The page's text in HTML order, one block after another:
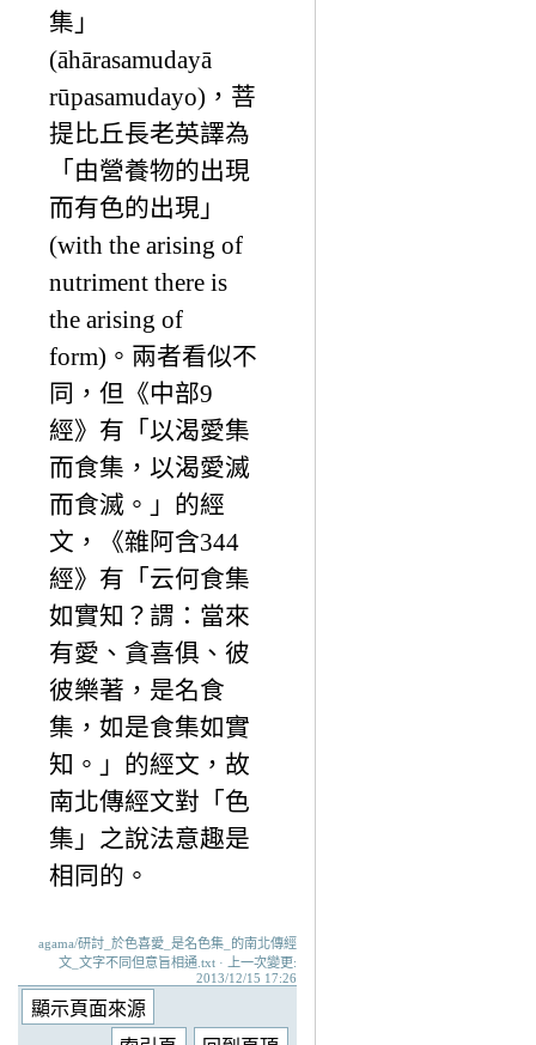
集」
(āhārasamudayā
rūpasamudayo)，菩
提比丘長老英譯為
「由營養物的出現
而有色的出現」
(with the arising of
nutriment there is
the arising of
form)。兩者看似不
同，但《中部9
經》有「以渴愛集
而食集，以渴愛滅
而食滅。」的經
文，《雜阿含344
經》有「云何食集
如實知？謂：當來
有愛、貪喜俱、彼
彼樂著，是名食
集，如是食集如實
知。」的經文，故
南北傳經文對「色
集」之說法意趣是
相同的。
agama/研討_於色喜愛_是名色集_的南北傳經
文_文字不同但意旨相通.txt · 上一次變更:
2013/12/15 17:26